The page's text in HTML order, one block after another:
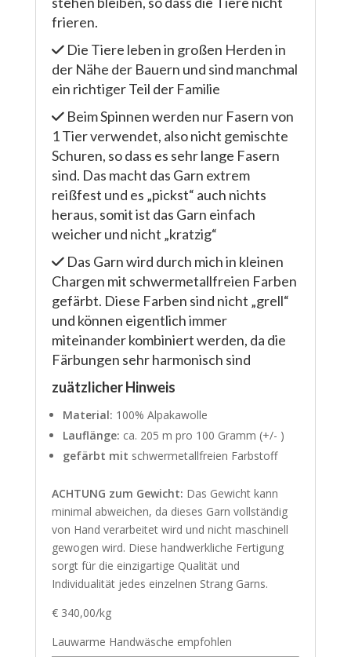
frieren.
Die Tiere leben in großen Herden in
der Nähe der Bauern und sind manchmal
ein richtiger Teil der Familie
Beim Spinnen werden nur Fasern von
1 Tier verwendet, also nicht gemischte
Schuren, so dass es sehr lange Fasern
sind. Das macht das Garn extrem
reißfest und es „pickst“ auch nichts
heraus, somit ist das Garn einfach
weicher und nicht „kratzig“
Das Garn wird durch mich in kleinen
Chargen mit schwermetallfreien Farben
gefärbt. Diese Farben sind nicht „grell“
und können eigentlich immer
miteinander kombiniert werden, da die
Färbungen sehr harmonisch sind
zuätzlicher Hinweis
Material: 100% Alpakawolle
Lauflänge: ca. 205 m pro 100 Gramm (+/- )
gefärbt mit schwermetallfreien Farbstoff
ACHTUNG zum Gewicht: Das Gewicht kann
minimal abweichen, da dieses Garn vollständig
von Hand verarbeitet wird und nicht maschinell
gewogen wird. Diese handwerkliche Fertigung
sorgt für die einzigartige Qualität und
Individualität jedes einzelnen Strang Garns.
€ 340,00/kg
Lauwarme Handwäsche empfohlen